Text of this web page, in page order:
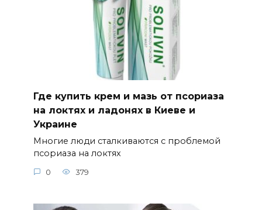
Где купить крем и мазь от псориаза
на локтях и ладонях в Киеве и
Украине
Многие люди сталкиваются с проблемой
псориаза на локтях
0 379